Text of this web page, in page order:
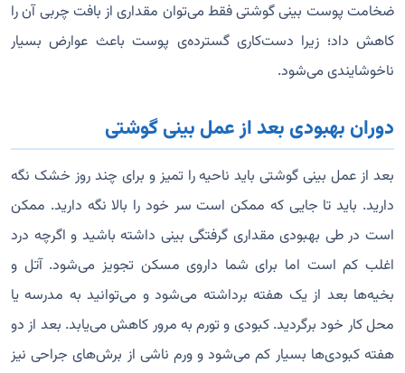
ضخامت پوست بینی گوشتی فقط می‌توان مقداری از بافت چربی آن را
کاهش داد؛ زیرا دست‌کاری گسترده‌ی پوست باعث عوارض بسیار
ناخوشایندی می‌شود.
دوران بهبودی بعد از عمل بینی گوشتی
بعد از عمل بینی گوشتی باید ناحیه را تمیز و برای چند روز خشک نگه
دارید. باید تا جایی که ممکن است سر خود را بالا نگه دارید. ممکن
است در طی بهبودی مقداری گرفتگی بینی داشته باشید و اگرچه درد
اغلب کم است اما برای شما داروی مسکن تجویز می‌شود. آتل و
بخیه‌ها بعد از یک هفته برداشته می‌شود و می‌توانید به مدرسه یا
محل کار خود برگردید. کبودی و تورم به مرور کاهش می‌یابد. بعد از دو
هفته کبودی‌ها بسیار کم می‌شود و ورم ناشی از برش‌های جراحی نیز